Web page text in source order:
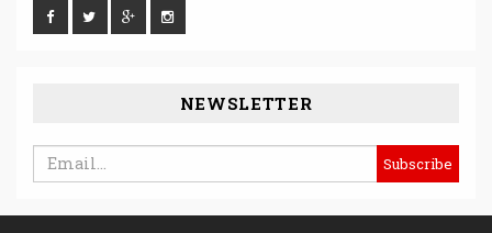
NEWSLETTER